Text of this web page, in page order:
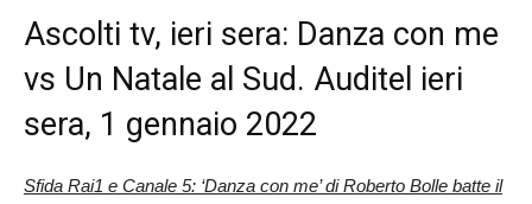
Ascolti tv, ieri sera: Danza con me
vs Un Natale al Sud. Auditel ieri
sera, 1 gennaio 2022
Sfida Rai1 e Canale 5: ‘Danza con me’ di Roberto Bolle batte il